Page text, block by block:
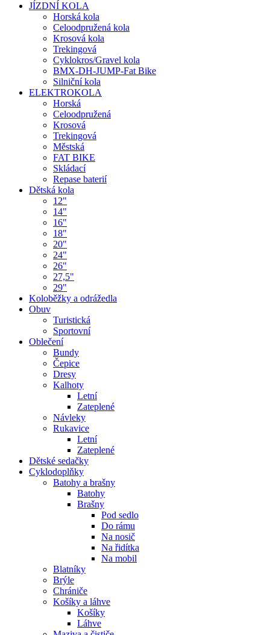
JÍZDNÍ KOLA
Horská kola
Celoodpružená kola
Krosová kola
Trekingová
Cyklokros/Gravel kola
BMX-DH-JUMP-Fat Bike
Silniční kola
ELEKTROKOLA
Horská
Celoodpružená
Krosová
Trekingová
Městská
FAT BIKE
Skládací
Repase baterií
Dětská kola
12"
14"
16"
18"
20"
24"
26"
27,5"
29"
Koloběžky a odrážedla
Obuv
Turistická
Sportovní
Oblečení
Bundy
Čepice
Dresy
Kalhoty
Letní
Zateplené
Návleky
Rukavice
Letní
Zateplené
Dětské sedačky
Cyklodoplňky
Batohy a brašny
Batohy
Brašny
Pod sedlo
Do rámu
Na nosič
Na řidítka
Na mobil
Blatníky
Brýle
Chrániče
Košíky a láhve
Košíky
Láhve